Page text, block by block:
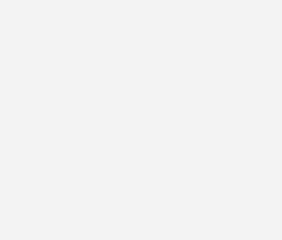
(Hard- und Software)
Mitarbeiter im Umgang mit
wird die Förderung durch das
Energie (BMWi). Es gewährt
Investitionen in kleinen und